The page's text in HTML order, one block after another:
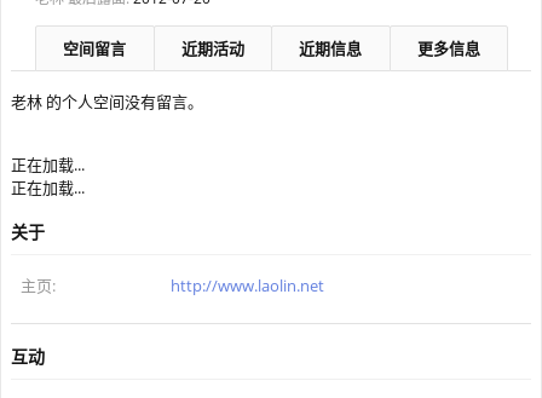
空间留言 近期活动 近期信息 更多信息
老林 的个人空间没有留言。
正在加载...
正在加载...
关于
主页: http://www.laolin.net
互动